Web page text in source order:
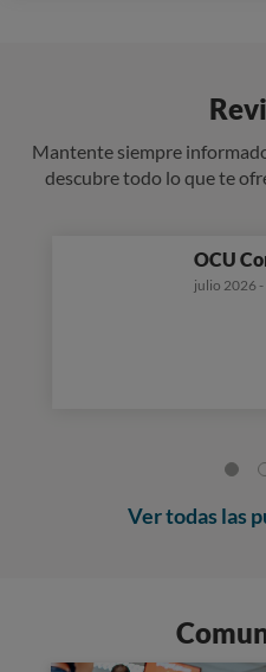
Mantente siempre
descubre todo lo que te
OCU
julio 2026 -
Ver todas las